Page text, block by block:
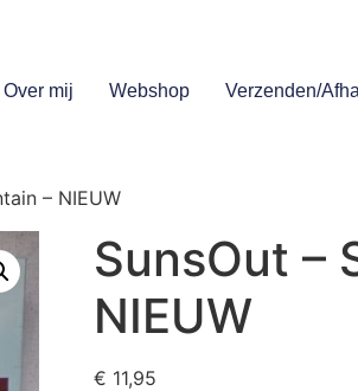
Over mij Webshop Verzenden/
– NIEUW
SunsOut –
NIEUW
€ 11,95